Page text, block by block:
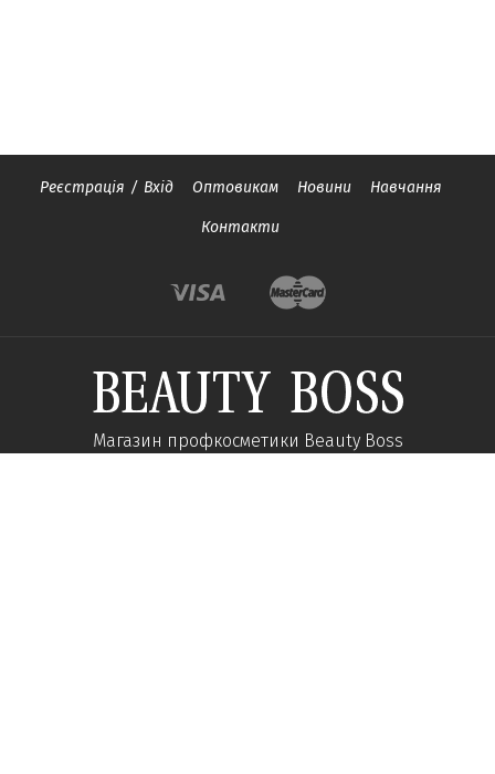
Реєстрація / Вхід Оптовикам Новини Навчання
Контакти
Магазин профкосметики Beauty Boss